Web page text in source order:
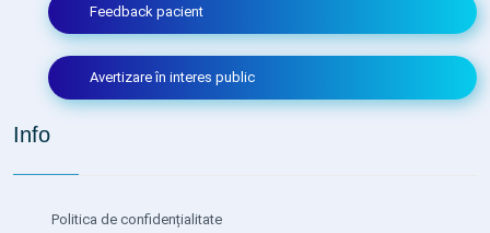
Feedback pacient
Avertizare în interes public
Info
Politica de confidențialitate